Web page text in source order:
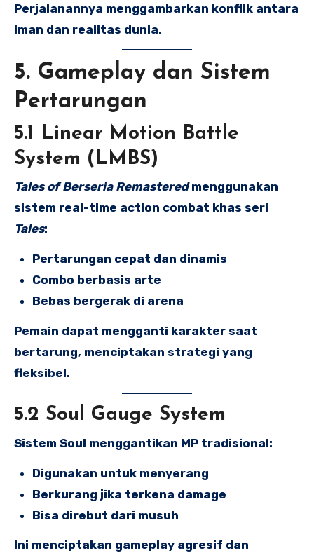
Perjalanannya menggambarkan konflik antara
iman dan realitas dunia.
5. Gameplay dan Sistem
Pertarungan
5.1 Linear Motion Battle
System (LMBS)
Tales of Berseria Remasteredmenggunakan
sistem real-time action combat khas seri
Tales:
Pertarungan cepat dan dinamis
Combo berbasis arte
Bebas bergerak di arena
Pemain dapat mengganti karakter saat
bertarung, menciptakan strategi yang
fleksibel.
5.2 Soul Gauge System
Sistem Soul menggantikan MP tradisional:
Digunakan untuk menyerang
Berkurang jika terkena damage
Bisa direbut dari musuh
Ini menciptakan gameplay agresif dan